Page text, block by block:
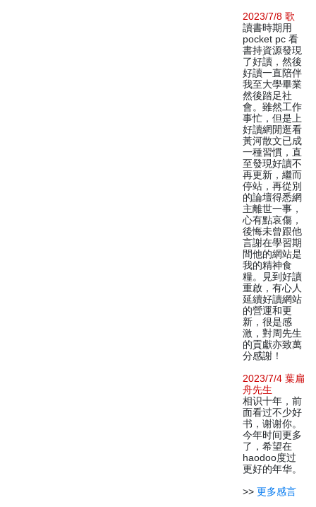
2023/7/8 歌
讀書時期用
pocket pc 看
書持資源發現
了好讀，然後
好讀一直陪伴
我至大學畢業
然後踏足社
會。雖然工作
事忙，但是上
好讀網閒逛看
黃河散文已成
一種習慣，直
至發現好讀不
再更新，繼而
停站，再從別
的論壇得悉網
主離世一事，
心有點哀傷，
後悔未曾跟他
言謝在學習期
間他的網站是
我的精神食
糧。見到好讀
重啟，有心人
延續好讀網站
的營運和更
新，很是感
激，對周先生
的貢獻亦致萬
分感謝！
2023/7/4 葉扁
舟先生
相识十年，前
面看过不少好
书，谢谢你。
今年时间更多
了，希望在
haodoo度过
更好的年华。
>> 更多感言